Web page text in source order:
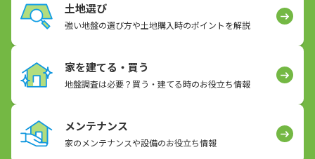
土地選び
強い地盤の選び方や土地購入時のポイントを解説
家を建てる・買う
地盤調査は必要？買う・建てる時のお役立ち情報
メンテナンス
家のメンテナンスや設備のお役立ち情報